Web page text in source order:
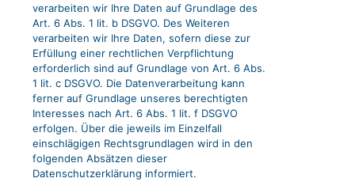
verarbeiten wir Ihre Daten auf Grundlage des
Art. 6 Abs. 1 lit. b DSGVO. Des Weiteren
verarbeiten wir Ihre Daten, sofern diese zur
Erfüllung einer rechtlichen Verpflichtung
erforderlich sind auf Grundlage von Art. 6 Abs.
1 lit. c DSGVO. Die Datenverarbeitung kann
ferner auf Grundlage unseres berechtigten
Interesses nach Art. 6 Abs. 1 lit. f DSGVO
erfolgen. Über die jeweils im Einzelfall
einschlägigen Rechtsgrundlagen wird in den
folgenden Absätzen dieser
Datenschutzerklärung informiert.